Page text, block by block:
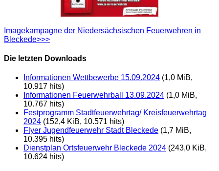
Imagekampagne der Niedersächsischen Feuerwehren in
Bleckede>>>
Die letzten Downloads
Informationen Wettbewerbe 15.09.2024 (1,0 MiB,
10.917 hits)
Informationen Feuerwehrball 13.09.2024 (1,0 MiB,
10.767 hits)
Festprogramm Stadtfeuerwehrtag/ Kreisfeuerwehrtag
2024 (152,4 KiB, 10.571 hits)
Flyer Jugendfeuerwehr Stadt Bleckede (1,7 MiB,
10.395 hits)
Dienstplan Ortsfeuerwehr Bleckede 2024 (243,0 KiB,
10.624 hits)